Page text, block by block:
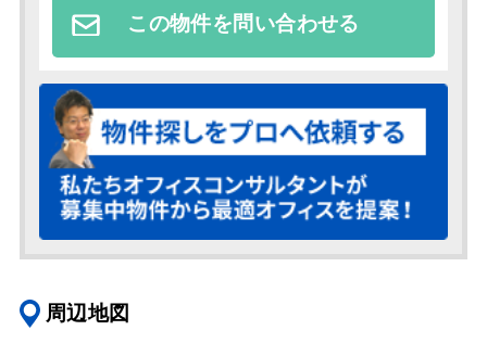
この物件を問い合わせる
周辺地図